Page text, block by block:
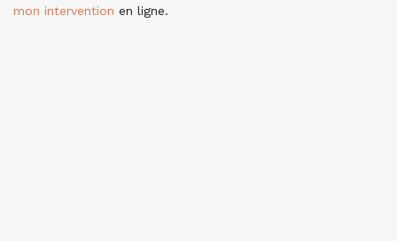
mon intervention en ligne.